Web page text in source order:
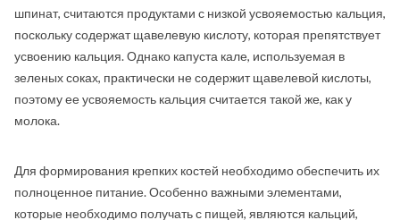
шпинат, считаются продуктами с низкой усвояемостью кальция,
поскольку содержат щавелевую кислоту, которая препятствует
усвоению кальция. Однако капуста кале, используемая в
зеленых соках, практически не содержит щавелевой кислоты,
поэтому ее усвояемость кальция считается такой же, как у
молока.
Для формирования крепких костей необходимо обеспечить их
полноценное питание. Особенно важными элементами,
которые необходимо получать с пищей, являются кальций,